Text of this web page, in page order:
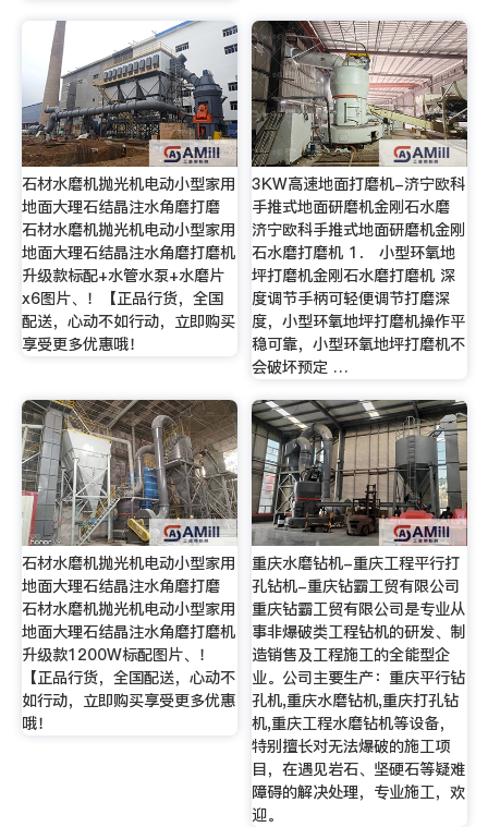
石材水磨机抛光机电动小型家用
地面大理石结晶注水角磨打磨
石材水磨机抛光机电动小型家用
地面大理石结晶注水角磨打磨机
升级款标配+水管水泵+水磨片
x6图片、！【正品行货，全国
配送，心动不如行动，立即购买
享受更多优惠哦！
3KW高速地面打磨机-济宁欧科
手推式地面研磨机金刚石水磨
济宁欧科手推式地面研磨机金刚
石水磨打磨机 1． 小型环氧地
坪打磨机金刚石水磨打磨机 深
度调节手柄可轻便调节打磨深
度，小型环氧地坪打磨机操作平
稳可靠，小型环氧地坪打磨机不
会破坏预定 …
石材水磨机抛光机电动小型家用
地面大理石结晶注水角磨打磨
石材水磨机抛光机电动小型家用
地面大理石结晶注水角磨打磨机
升级款1200W标配图片、！
【正品行货，全国配送，心动不
如行动，立即购买享受更多优惠
哦！
重庆水磨钻机-重庆工程平行打
孔钻机-重庆钻霸工贸有限公司
重庆钻霸工贸有限公司是专业从
事非爆破类工程钻机的研发、制
造销售及工程施工的全能型企
业。公司主要生产：重庆平行钻
孔机,重庆水磨钻机,重庆打孔钻
机,重庆工程水磨钻机等设备，
特别擅长对无法爆破的施工项
目，在遇见岩石、坚硬石等疑难
障碍的解决处理，专业施工，欢
迎。